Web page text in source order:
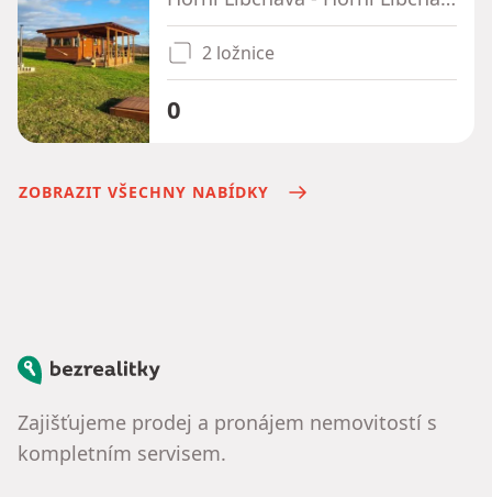
2 ložnice
0
ZOBRAZIT VŠECHNY NABÍDKY
Bezrealitky
Zajišťujeme prodej a pronájem nemovitostí s
kompletním servisem.